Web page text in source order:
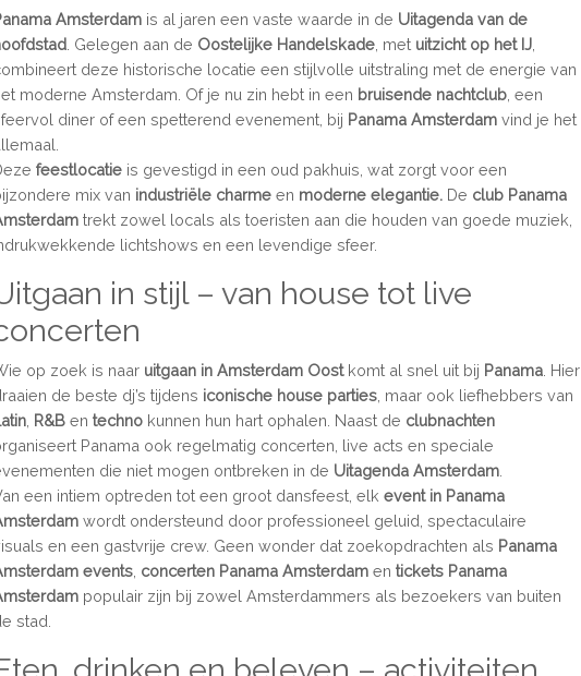
Amsterdam is al jaren een vaste waarde in de Uitagenda van de
. Gelegen aan de Oostelijke Handelskade , met uitzicht op het IJ
deze historische locatie een stijlvolle uitstraling met de energie van
moderne Amsterdam. Of je nu zin hebt in een bruisende nachtclub , een
diner of een spetterend evenement, bij Panama Amsterdamvind je het
feestlocatie is gevestigd in een oud pakhuis, wat zorgt voor een
mix van industriële charme en moderne elegantie. De club Panama
trekt zowel locals als toeristen aan die houden van goede muziek,
lichtshows en een levendige sfeer.
in stijl – van house tot live
op zoek is naar uitgaan in Amsterdam Oost komt al snel uit bij Panama . Hier
de beste dj’s tijdens iconische house parties , maar ook liefhebbers van
R&B entechno kunnen hun hart ophalen. Naast de clubnachten
Panama ook regelmatig concerten, live acts en speciale
die niet mogen ontbreken in de Uitagenda Amsterdam
een intiem optreden tot een groot dansfeest, elkevent in Panama
wordt ondersteund door professioneel geluid, spectaculaire
en een gastvrije crew. Geen wonder dat zoekopdrachten als Panama
events concerten Panama Amsterdam en tickets Panama
populair zijn bij zowel Amsterdammers als bezoekers van buiten
stad.